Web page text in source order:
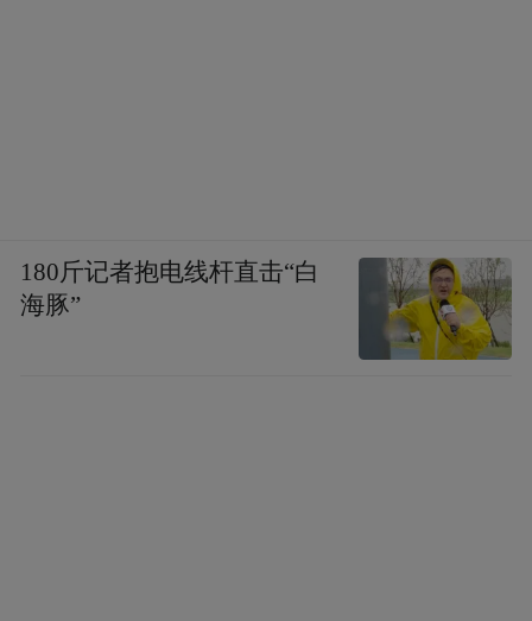
180斤记者抱电线杆直击“白
海豚”